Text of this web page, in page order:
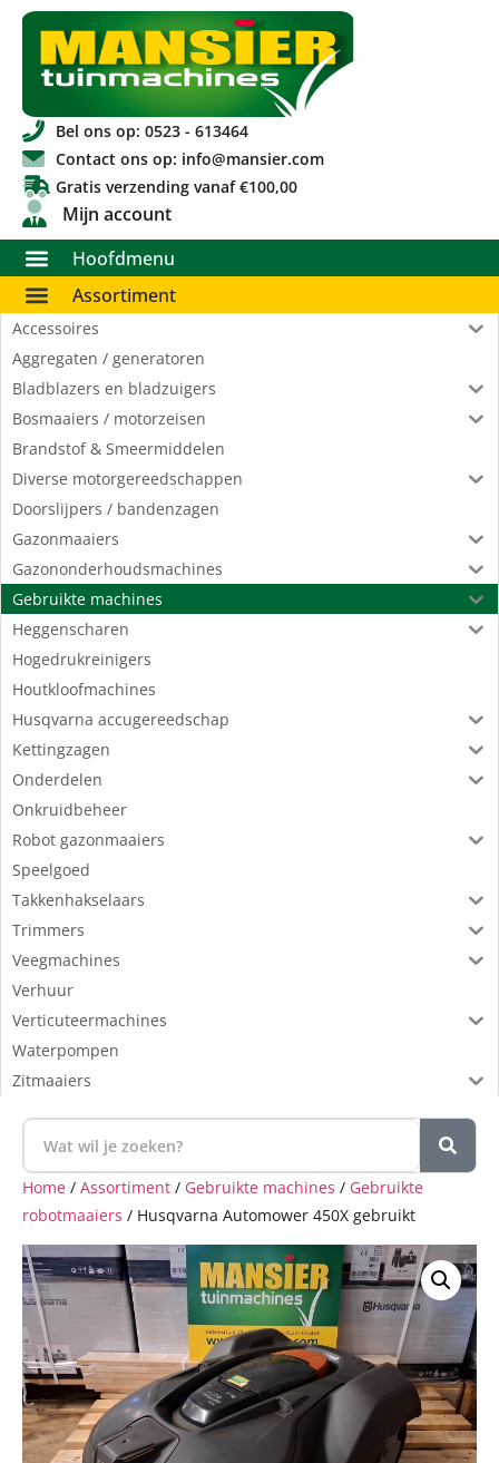
Bel ons op: 0523 - 613464
Contact ons op: info@mansier.com
Gratis verzending vanaf €100,00
Mijn account
Hoofdmenu
Assortiment
Accessoires
Aggregaten / generatoren
Bladblazers en bladzuigers
Bosmaaiers / motorzeisen
Brandstof & Smeermiddelen
Diverse motorgereedschappen
Doorslijpers / bandenzagen
Gazonmaaiers
Gazononderhoudsmachines
Gebruikte machines
Heggenscharen
Hogedrukreinigers
Houtkloofmachines
Husqvarna accugereedschap
Kettingzagen
Onderdelen
Onkruidbeheer
Robot gazonmaaiers
Speelgoed
Takkenhakselaars
Trimmers
Veegmachines
Verhuur
Verticuteermachines
Waterpompen
Zitmaaiers
Home / Assortiment / Gebruikte machines / Gebruikte
robotmaaiers / Husqvarna Automower 450X gebruikt